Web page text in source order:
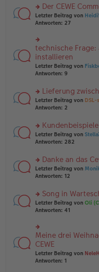
tr
a
g
e
n
er
tr
a
g
n
g
el
e
n
er
B
ei
tr
g
rs
te
u
n
g
el
es
e
er
B
ei
tr
g
Der CEWE
Letzter Beitrag von
Antworten: 27
rs
te
r
u
n
el
es
e
B
ei
tr
g
technische
installieren
Letzter Beitrag von
Antworten: 9
rs
te
n
g
el
e
n
er
tr
a
g
Lieferung
Letzter Beitrag von DSL-
Antworten: 2
rs
te
n
g
el
e
n
er
tr
a
g
Letzter Beitrag von
Antworten: 282
rs
te
n
g
el
e
n
er
B
ei
tr
Danke an das
Letzter Beitrag von
Antworten: 12
rs
te
u
n
g
el
es
e
Song in
Letzter Beitrag von Oli
Antworten: 41
rs
te
r
u
n
Meine drei
CEWE
Letzter Beitrag von
Antworten: 1